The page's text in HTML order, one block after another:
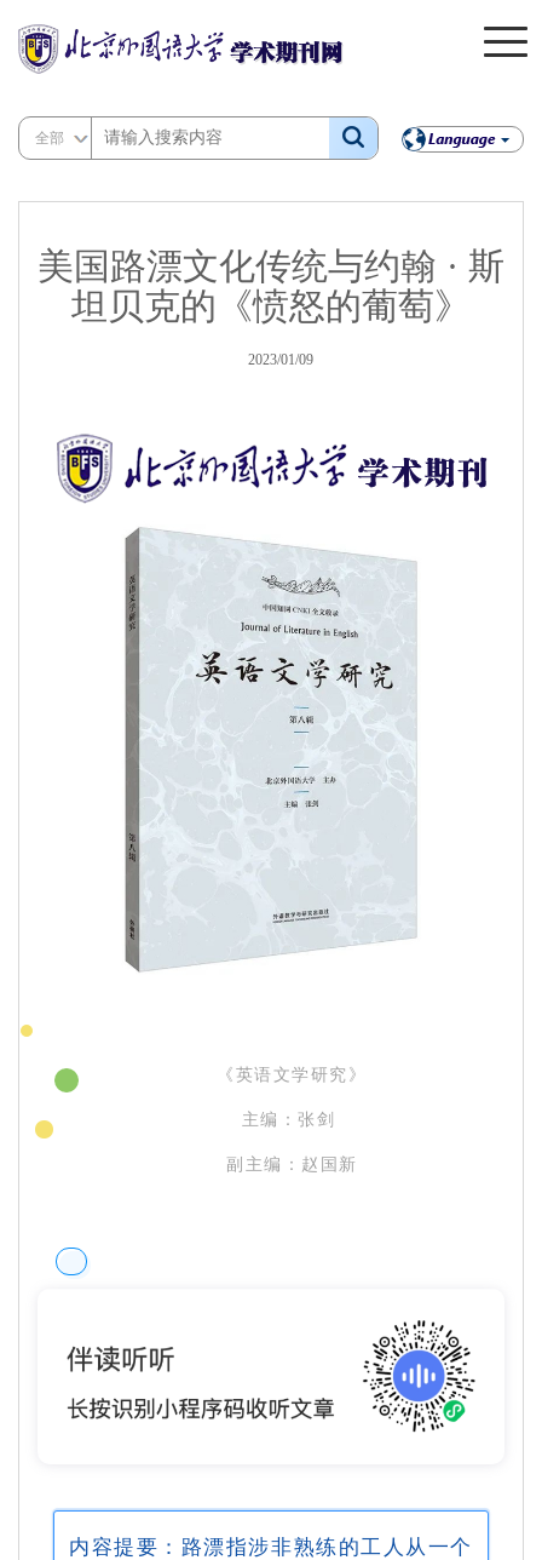
全部
美国路漂文化传统与约翰 · 斯
坦贝克的《愤怒的葡萄》
2023/01/09
《英语文学研究》
主编：张剑
副主编：赵国新
内容提要：路漂指涉非熟练的工人从一个